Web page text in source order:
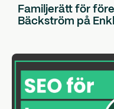
Familjerätt för
Bäckström på